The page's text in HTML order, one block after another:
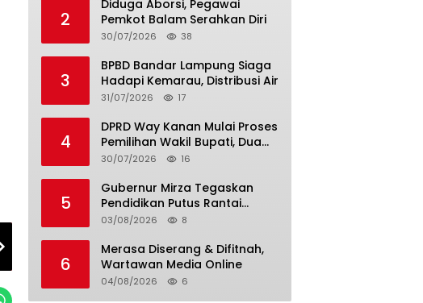
2
Diduga Aborsi, Pegawai
Pemkot Balam Serahkan Diri
30/07/2026 38
3
BPBD Bandar Lampung Siaga
Hadapi Kemarau, Distribusi Air
31/07/2026 17
4
DPRD Way Kanan Mulai Proses
Pemilihan Wakil Bupati, Dua
Nama Resmi Bersaing
30/07/2026 16
5
Gubernur Mirza Tegaskan
Pendidikan Putus Rantai
Kemiskinan
03/08/2026 8
6
Merasa Diserang & Difitnah,
Wartawan Media Online
04/08/2026 6